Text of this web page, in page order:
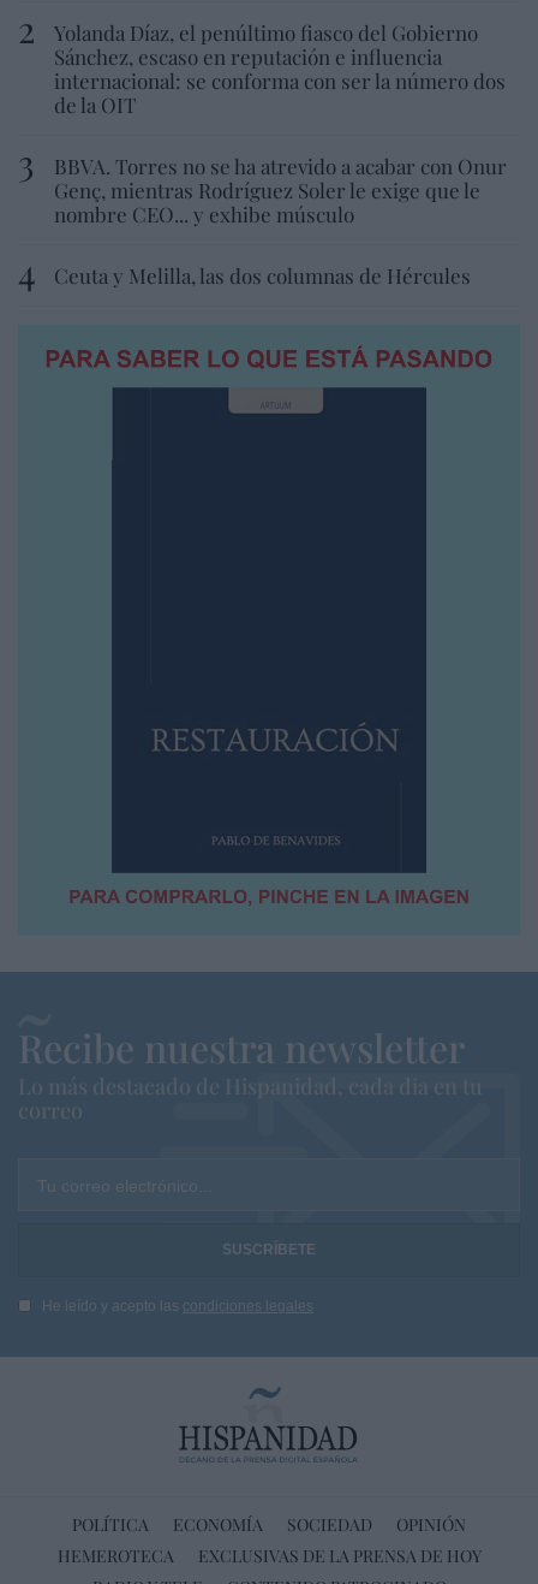
Yolanda Díaz, el penúltimo fiasco del Gobierno
Sánchez, escaso en reputación e influencia
internacional: se conforma con ser la número dos
de la OIT
BBVA. Torres no se ha atrevido a acabar con Onur
Genç, mientras Rodríguez Soler le exige que le
nombre CEO... y exhibe músculo
Ceuta y Melilla, las dos columnas de Hércules
Recibe nuestra newsletter
Lo más destacado de Hispanidad, cada dia en tu
correo
Tu correo electrónico...
He leído y acepto las condiciones legales
POLÍTICA ECONOMÍA SOCIEDAD
OPINIÓN
HEMEROTECA
EXCLUSIVAS DE LA PRENSA DE HOY